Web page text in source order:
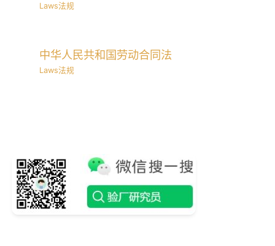
Laws法规
中华人民共和国劳动合同法
Laws法规